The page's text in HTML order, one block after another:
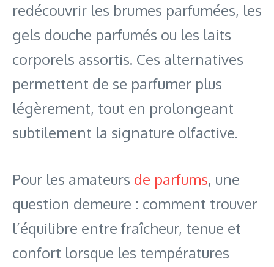
redécouvrir les brumes parfumées, les
gels douche parfumés ou les laits
corporels assortis. Ces alternatives
permettent de se parfumer plus
légèrement, tout en prolongeant
subtilement la signature olfactive.
Pour les amateurs de parfums, une
question demeure : comment trouver
l’équilibre entre fraîcheur, tenue et
confort lorsque les températures